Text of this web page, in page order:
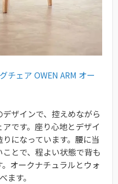
チェア OWEN ARM オー
ザインで、控えめながら
です。座り心地とデザイ
になっています。腰に当
とで、程よい状態で背も
オークナチュラルとウォ
ます。